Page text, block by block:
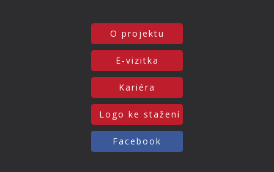
O projektu
E-vizitka
Kariéra
Logo ke stažení
Facebook